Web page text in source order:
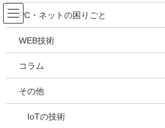
コ
ン
テ
ツ
ス
ッ
ナ
ビ
ゲ
シ
ン
移
吉川万能ＩＴ
メディ
HOME
2021年8月27日
PC・ネットの困りごと
WEB技術
コラム
その他
IoTの技術